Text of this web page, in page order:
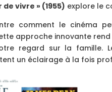
de vivre » (1955) explore le
comment le cinéma
approche innovante
regard sur la famille.
un éclairage à la fois